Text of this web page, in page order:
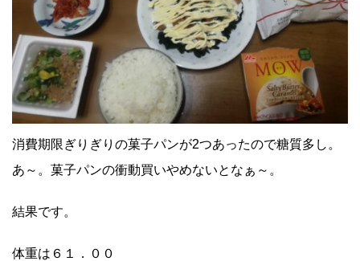
消費期限ぎりぎりの菓子パンが2つあったので糖質多し。
あ～。菓子パンの衝動買いやめないとなぁ～。
結果です。
体重は６１．００